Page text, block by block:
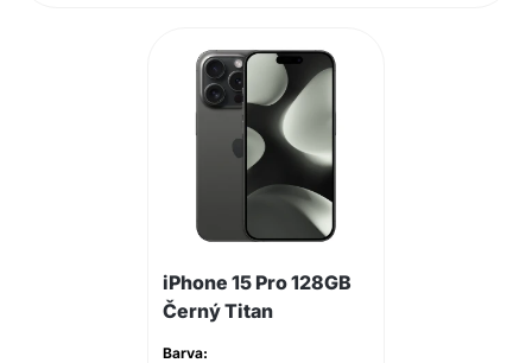
iPhone 15 Pro 128GB
Černý Titan
Barva: